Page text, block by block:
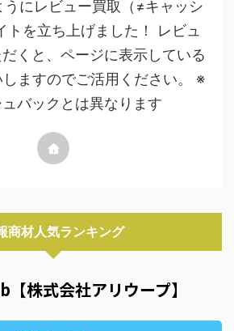
うにレビュー買取（≠キャッシ
トを立ち上げました！ レビュ
くと、ページに表示している
ますのでご活用ください。 ※
バックとは異なります
商材人気ランキング
【株式会社アリウープ】